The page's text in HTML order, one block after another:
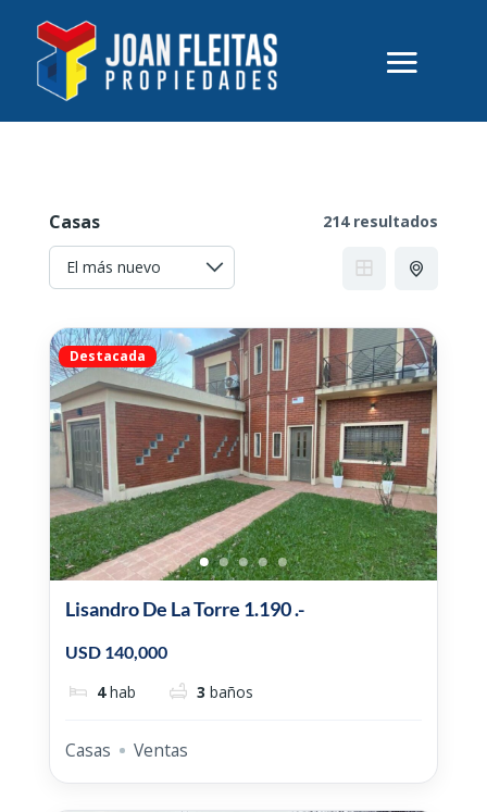
Casas 214 resultados
Destacada
Lisandro De La Torre 1.190 .-
USD 140,000
4 hab 3 baños
Casas Ventas